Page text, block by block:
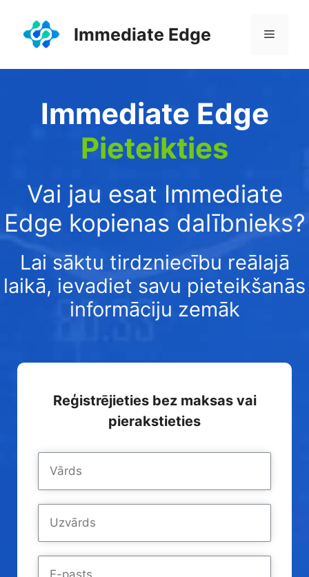
content
Immediate Edge Menu
Immediate Edge
Pieteikties
Vai jau esat Immediate
Edge kopienas dalībnieks?
Lai sāktu tirdzniecību reālajā
laikā, ievadiet savu pieteikšanās
informāciju zemāk
Reģistrējieties bez maksas vai
pierakstieties